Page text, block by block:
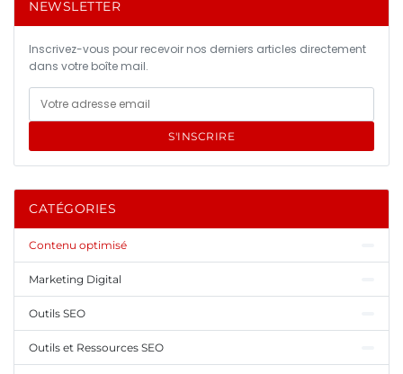
NEWSLETTER
Inscrivez-vous pour recevoir nos derniers articles directement
dans votre boîte mail.
S'INSCRIRE
CATÉGORIES
Contenu optimisé
Marketing Digital
Outils SEO
Outils et Ressources SEO